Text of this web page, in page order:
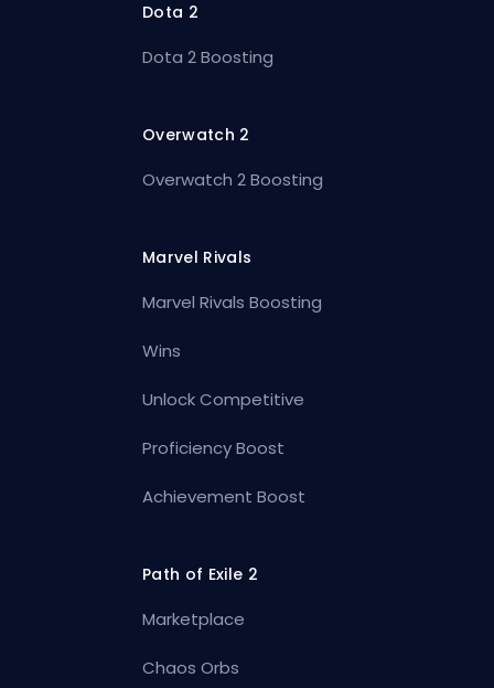
Dota 2
Dota 2 Boosting
Overwatch 2
Overwatch 2 Boosting
Marvel Rivals
Marvel Rivals Boosting
Wins
Unlock Competitive
Proficiency Boost
Achievement Boost
Path of Exile 2
Marketplace
Chaos Orbs